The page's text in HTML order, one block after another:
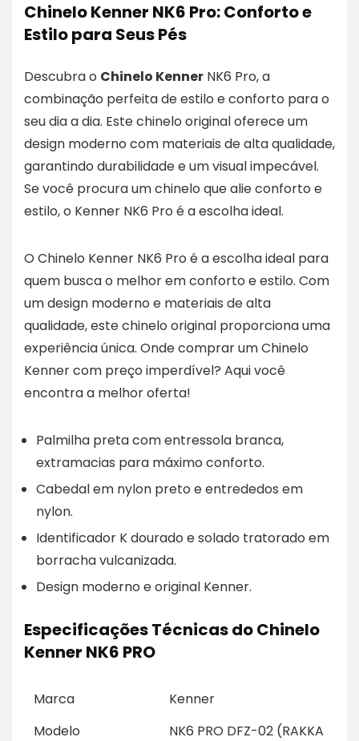
Chinelo Kenner NK6 Pro: Conforto e
Estilo para Seus Pés
Descubra o Chinelo Kenner NK6 Pro, a
combinação perfeita de estilo e conforto para o
seu dia a dia. Este chinelo original oferece um
design moderno com materiais de alta qualidade,
garantindo durabilidade e um visual impecável.
Se você procura um chinelo que alie conforto e
estilo, o Kenner NK6 Pro é a escolha ideal.
O Chinelo Kenner NK6 Pro é a escolha ideal para
quem busca o melhor em conforto e estilo. Com
um design moderno e materiais de alta
qualidade, este chinelo original proporciona uma
experiência única. Onde comprar um Chinelo
Kenner com preço imperdível? Aqui você
encontra a melhor oferta!
Palmilha preta com entressola branca,
extramacias para máximo conforto.
Cabedal em nylon preto e entrededos em
nylon.
Identificador K dourado e solado tratorado em
borracha vulcanizada.
Design moderno e original Kenner.
Especificações Técnicas do Chinelo
Kenner NK6 PRO
Marca
Kenner
Modelo
NK6 PRO DFZ-02 (RAKKA